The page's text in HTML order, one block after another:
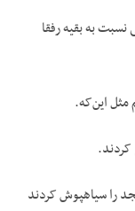
به بقیه رفقا
این‌که.
را سیاهپوش کردند